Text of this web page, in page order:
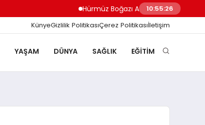
Hürmüz Boğazı Anlaşma Taslağına
10:55:26
KünyeGizlilik PolitikasıÇerez Politikasıİletişim
YAŞAM DÜNYA SAĞLIK EĞITIM